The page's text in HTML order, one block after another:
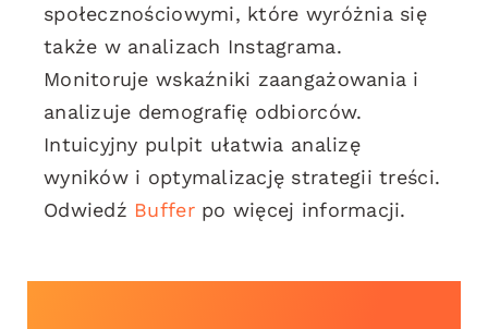
społecznościowymi, które wyróżnia się
także w analizach Instagrama.
Monitoruje wskaźniki zaangażowania i
analizuje demografię odbiorców.
Intuicyjny pulpit ułatwia analizę
wyników i optymalizację strategii treści.
Odwiedź Bufferpo więcej informacji.